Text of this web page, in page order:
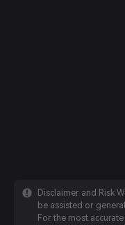
Disclaimer and Risk
be assisted or
For the most